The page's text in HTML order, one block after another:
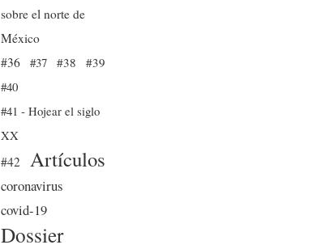
sobre el norte de
México
#36
#37 #38
#39
#40
#41 - Hojear el siglo
XX
#42
Artículos
coronavirus
covid-19
Dossier